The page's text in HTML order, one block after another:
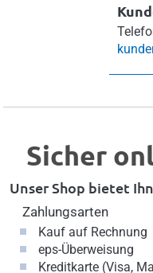
Sicher
Unser Shop bietet
Zahlungsarten
Kauf auf Rechnung
eps-Überweisung
Kreditkarte (Visa,